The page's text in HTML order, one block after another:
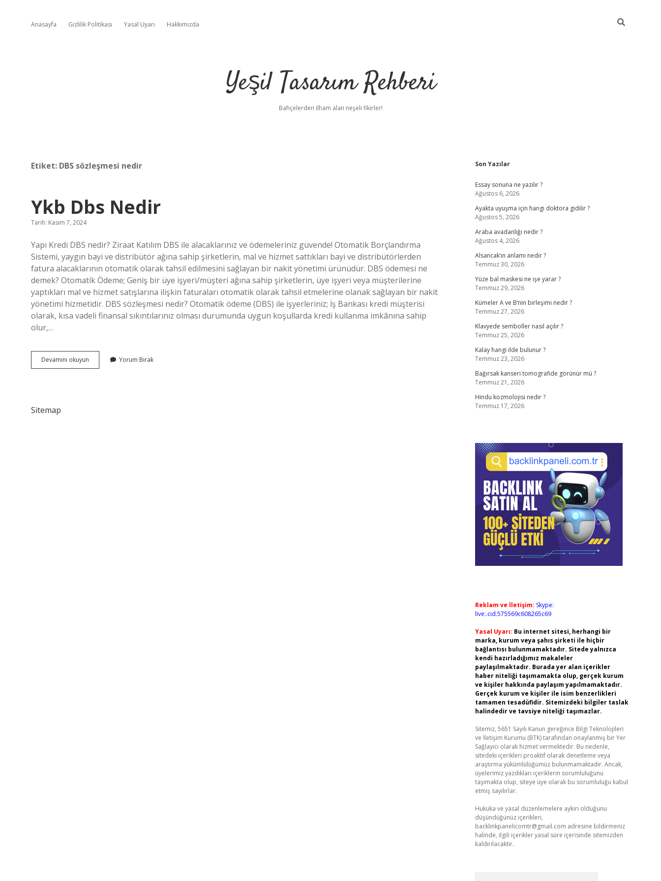
Anasayfa Gizlilik Politikası Yasal Uyarı Hakkımızda
Yeşil Tasarım Rehberi
Bahçelerden ilham alan neşeli fikirler!
Etiket: DBS sözleşmesi nedir
Ykb Dbs Nedir
Tarih: Kasım 7, 2024
Yapı Kredi DBS nedir? Ziraat Katılım DBS ile alacaklarınız ve ödemeleriniz güvende! Otomatik Borçlandırma
Sistemi, yaygın bayi ve distribütör ağına sahip şirketlerin, mal ve hizmet sattıkları bayi ve distribütörlerden
fatura alacaklarının otomatik olarak tahsil edilmesini sağlayan bir nakit yönetimi ürünüdür. DBS ödemesi ne
demek? Otomatik Ödeme; Geniş bir üye işyeri/müşteri ağına sahip şirketlerin, üye işyeri veya müşterilerine
yaptıkları mal ve hizmet satışlarına ilişkin faturaları otomatik olarak tahsil etmelerine olanak sağlayan bir nakit
yönetimi hizmetidir. DBS sözleşmesi nedir? Otomatik ödeme (DBS) ile işyerleriniz; İş Bankası kredi müşterisi
olarak, kısa vadeli finansal sıkıntılarınız olması durumunda uygun koşullarda kredi kullanma imkânına sahip
olur,…
Devamını okuyun
Dbs
Yorum Bırak
Sitemap
Sidebar
Son Yazılar
Essay sonuna ne yazılır ?
Ağustos 6, 2026
Ayakta uyuşma için hangi doktora gidilir ?
Ağustos 5, 2026
Araba avadanlığı nedir ?
Ağustos 4, 2026
Alsancak’ın anlamı nedir ?
Temmuz 30, 2026
Yüze bal maskesi ne işe yarar ?
Temmuz 29, 2026
Kümeler A ve B’nin birleşimi nedir ?
Temmuz 27, 2026
Klavyede semboller nasıl açılır ?
Temmuz 25, 2026
Kalay hangi ilde bulunur ?
Temmuz 23, 2026
Bağırsak kanseri tomografide görünür mü ?
Temmuz 21, 2026
Hindu kozmolojisi nedir ?
Temmuz 17, 2026
Reklam ve İletişim: Skype:
live:.cid.575569c608265c69
Yasal Uyarı: Bu internet sitesi, herhangi bir
marka, kurum veya şahıs şirketi ile hiçbir
bağlantısı bulunmamaktadır. Sitede yalnızca
kendi hazırladığımız makaleler
paylaşılmaktadır. Burada yer alan içerikler
haber niteliği taşımamakta olup, gerçek kurum
ve kişiler hakkında paylaşım yapılmamaktadır.
Gerçek kurum ve kişiler ile isim benzerlikleri
tamamen tesadüfidir. Sitemizdeki bilgiler taslak
halindedir ve tavsiye niteliği taşımazlar.
Sitemiz, 5651 Sayılı Kanun gereğince Bilgi Teknolojileri
ve İletişim Kurumu (BTK) tarafından onaylanmış bir Yer
Sağlayıcı olarak hizmet vermektedir. Bu nedenle,
sitedeki içerikleri proaktif olarak denetleme veya
araştırma yükümlülüğümüz bulunmamaktadır. Ancak,
üyelerimiz yazdıkları içeriklerin sorumluluğunu
taşımakta olup, siteye üye olarak bu sorumluluğu kabul
etmiş sayılırlar.
Hukuka ve yasal düzenlemelere aykırı olduğunu
düşündüğünüz içerikleri,
backlinkpanelicomtr@gmail.com adresine bildirmeniz
halinde, ilgili içerikler yasal süre içerisinde sitemizden
kaldırılacaktır.